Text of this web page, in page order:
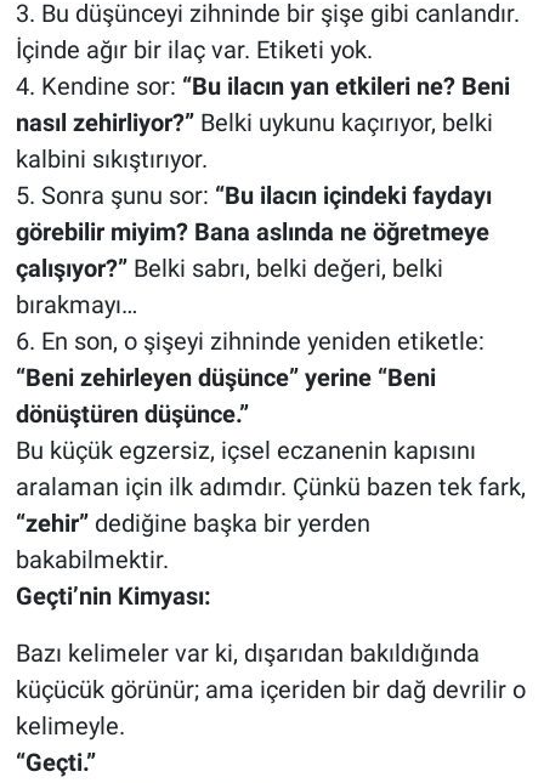
3. Bu düşünceyi zihninde bir şişe gibi canlandır.
İçinde ağır bir ilaç var. Etiketi yok.
4. Kendine sor: “Bu ilacın yan etkileri ne? Beni
nasıl zehirliyor?”Belki uykunu kaçırıyor, belki
kalbini sıkıştırıyor.
5. Sonra şunu sor: “Bu ilacın içindeki faydayı
görebilir miyim? Bana aslında ne öğretmeye
çalışıyor?” Belki sabrı, belki değeri, belki
bırakmayı…
6. En son, o şişeyi zihninde yeniden etiketle:
“Beni zehirleyen düşünce” yerine “Beni
dönüştüren düşünce.”
Bu küçük egzersiz, içsel eczanenin kapısını
aralaman için ilk adımdır. Çünkü bazen tek fark,
“zehir” dediğine başka bir yerden
bakabilmektir.
Geçti’nin Kimyası:
Bazı kelimeler var ki, dışarıdan bakıldığında
küçücük görünür; ama içeriden bir dağ devrilir o
kelimeyle.
“Geçti.”